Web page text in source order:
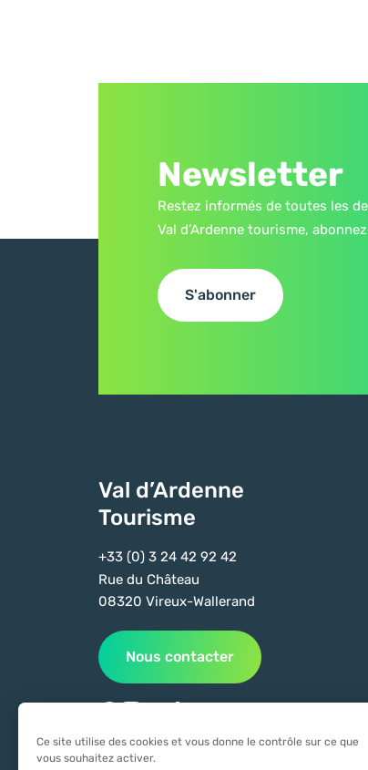
Newsletter
Restez informés de toutes les
Val d’Ardenne tourisme,
S'abonner
Val d’Ardenne
Tourisme
+33 (0) 3 24 42 92 42
Rue du Château
08320 Vireux-Wallerand
Nous contacter
Suivez-nous sur Facebook
Suivez-nous sur Instagram
Suivez-nous sur Youtube
Suivez-nous sur Tiktok
Ce site utilise des cookies et vous donne le contrôle sur ce que
vous souhaitez activer.